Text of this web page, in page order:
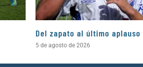
Del zapato al último aplauso
5 de agosto de 2026